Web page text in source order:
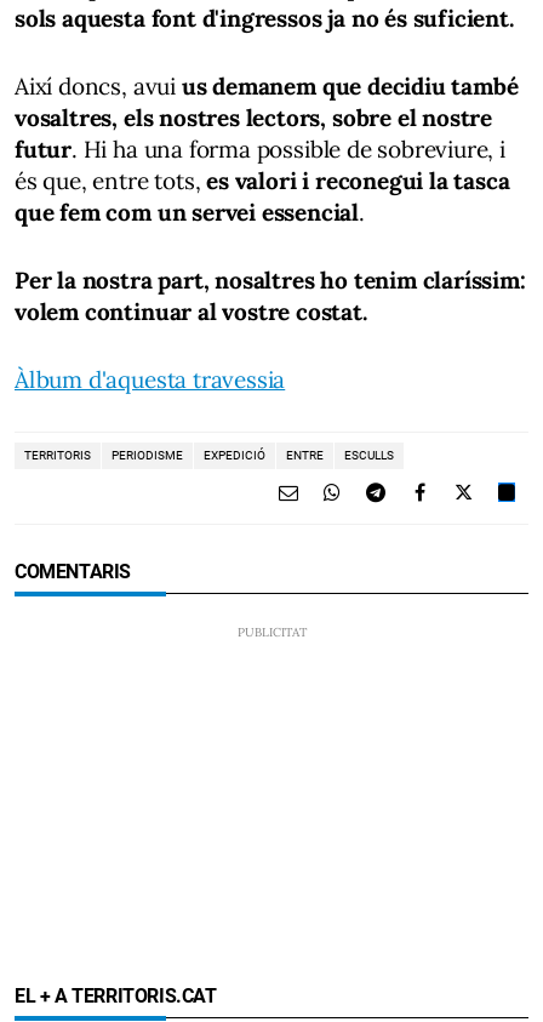
sols aquesta font d'ingressos ja no és suficient.
Així doncs, avui us demanem que decidiu també
vosaltres, els nostres lectors, sobre el nostre
futur. Hi ha una forma possible de sobreviure, i
és que, entre tots,es valori i reconegui la tasca
que fem com un servei essencial.
Per la nostra part, nosaltres ho tenim claríssim:
volem continuar al vostre costat.
Àlbum d'aquesta travessia
TERRITORIS PERIODISME EXPEDICIÓ ENTRE ESCULLS
COMENTARIS
EL + A TERRITORIS.CAT